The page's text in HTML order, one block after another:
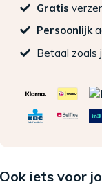
Gratis
Persoonlijk
Betaal zoals
Ook iets voor